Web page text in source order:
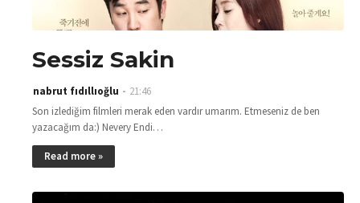
Sessiz Sakin
nabrut fıdıllıoğlu
21:46
Son izlediğim filmleri merak eden vardır umarım. Etmeseniz de ben
yazacağım da:) Nevery Endi…
Read more »